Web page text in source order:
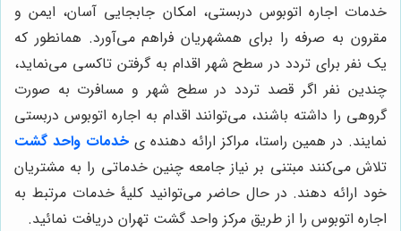
خدمات اجاره اتوبوس دربستی، امکان جابجایی آسان، ایمن و
مقرون به صرفه را برای همشهریان فراهم می‌آورد. همانطور که
یک نفر برای تردد در سطح شهر اقدام به گرفتن تاکسی می‌نماید،
چندین نفر اگر قصد تردد در سطح شهر و مسافرت به صورت
گروهی را داشته باشند، می‌توانند اقدام به اجاره اتوبوس دربستی
نمایند. در همین راستا، مراکز ارائه دهنده ی خدمات واحد گشت
تلاش می‌کنند مبتنی بر نیاز جامعه چنین خدماتی را به مشتریان
خود ارائه دهند. در حال حاضر می‌توانید کلیۀ خدمات مرتبط به
اجاره اتوبوس را از طریق مرکز واحد گشت تهران دریافت نمائید.